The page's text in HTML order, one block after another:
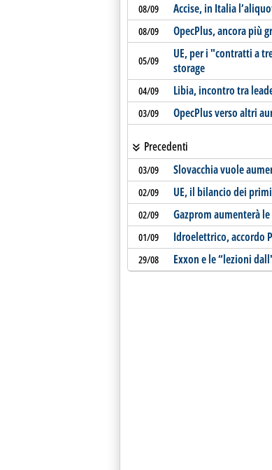
08/09 Accise, in Italia
08/09 OpecPlus, ancora più
05/09
UE, per i "contratti a
storage
04/09 Libia, incontro tra
03/09 OpecPlus verso altri
Precedenti
03/09 Slovacchia vuole
02/09 UE, il bilancio dei
02/09 Gazprom aumenterà
01/09 Idroelettrico, accordo
29/08 Exxon e le “lezioni